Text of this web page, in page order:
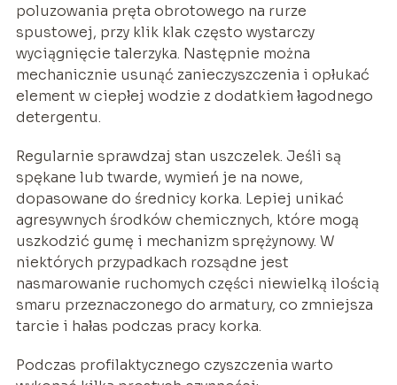
poluzowania pręta obrotowego na rurze
spustowej, przy klik klak często wystarczy
wyciągnięcie talerzyka. Następnie można
mechanicznie usunąć zanieczyszczenia i opłukać
element w ciepłej wodzie z dodatkiem łagodnego
detergentu.
Regularnie sprawdzaj stan uszczelek. Jeśli są
spękane lub twarde, wymień je na nowe,
dopasowane do średnicy korka. Lepiej unikać
agresywnych środków chemicznych, które mogą
uszkodzić gumę i mechanizm sprężynowy. W
niektórych przypadkach rozsądne jest
nasmarowanie ruchomych części niewielką ilością
smaru przeznaczonego do armatury, co zmniejsza
tarcie i hałas podczas pracy korka.
Podczas profilaktycznego czyszczenia warto